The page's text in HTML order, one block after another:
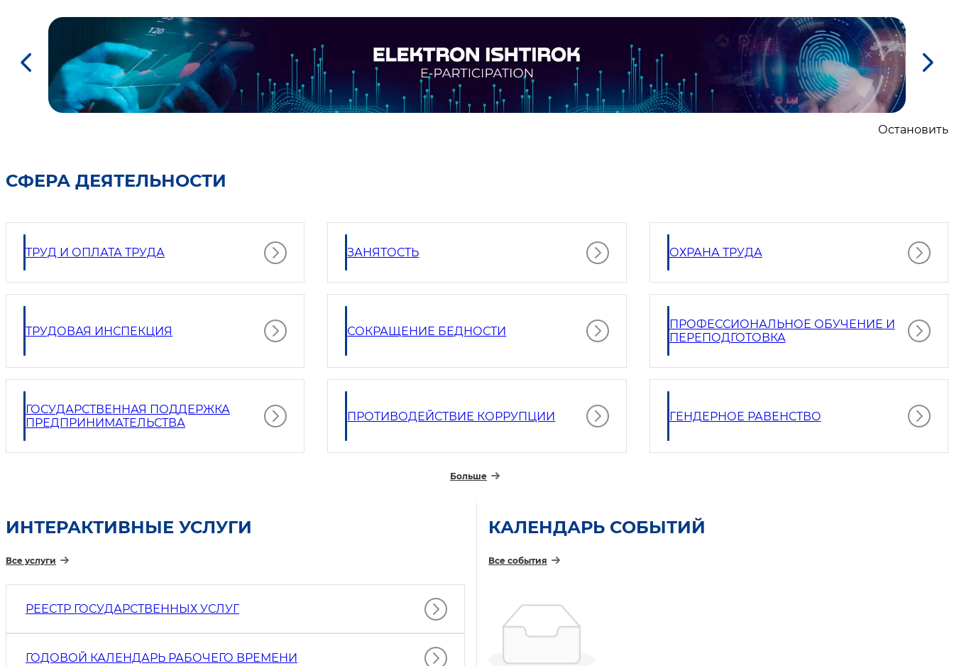
Остановить
СФЕРА ДЕЯТЕЛЬНОСТИ
ТРУД И ОПЛАТА ТРУДА ЗАНЯТОСТЬ ОХРАНА ТРУДА
ТРУДОВАЯ ИНСПЕКЦИЯ СОКРАЩЕНИЕ БЕДНОСТИ
ПРОФЕССИОНАЛЬНОЕ ОБУЧЕНИЕ И
ПЕРЕПОДГОТОВКА
ГОСУДАРСТВЕННАЯ ПОДДЕРЖКА
ПРЕДПРИНИМАТЕЛЬСТВА
ПРОТИВОДЕЙСТВИЕ КОРРУПЦИИ ГЕНДЕРНОЕ РАВЕНСТВО
Больше
ИНТЕРАКТИВНЫЕ УСЛУГИ
Все услуги
РЕЕСТР ГОСУДАРСТВЕННЫХ УСЛУГ
ГОДОВОЙ КАЛЕНДАРЬ РАБОЧЕГО ВРЕМЕНИ
КАЛЕНДАРЬ СОБЫТИЙ
Все события